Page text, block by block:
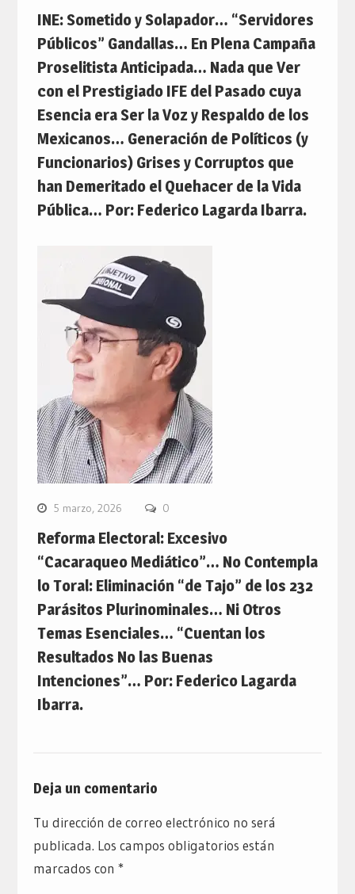
INE: Sometido y Solapador… “Servidores
Públicos” Gandallas… En Plena Campaña
Proselitista Anticipada… Nada que Ver
con el Prestigiado IFE del Pasado cuya
Esencia era Ser la Voz y Respaldo de los
Mexicanos… Generación de Políticos (y
Funcionarios) Grises y Corruptos que
han Demeritado el Quehacer de la Vida
Pública… Por: Federico Lagarda Ibarra.
5 marzo, 2026 0
Reforma Electoral: Excesivo
“Cacaraqueo Mediático”… No Contempla
lo Toral: Eliminación “de Tajo” de los 232
Parásitos Plurinominales… Ni Otros
Temas Esenciales… “Cuentan los
Resultados No las Buenas
Intenciones”… Por: Federico Lagarda
Ibarra.
Deja un comentario
Tu dirección de correo electrónico no será
publicada. Los campos obligatorios están
marcados con *